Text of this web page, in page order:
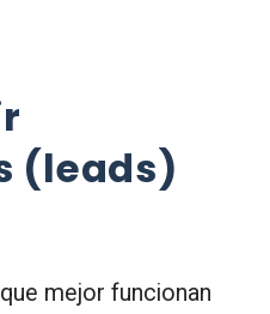
(leads)
mejor funcionan